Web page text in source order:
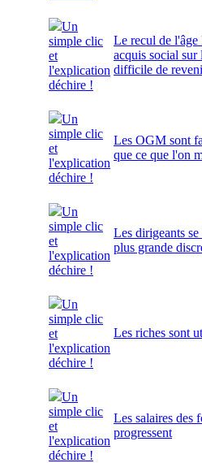
Un
simple clic
et
l'explication
déchire !
Le recul de l'âge
acquis social sur
difficile de
Un
simple clic
et
l'explication
déchire !
Les OGM sont
que ce que l'on
Un
simple clic
et
l'explication
déchire !
Les dirigeants
plus grande
Un
simple clic
et
l'explication
déchire !
Les riches sont
Un
simple clic
et
l'explication
déchire !
Les salaires des
progressent